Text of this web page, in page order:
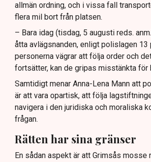
allmän ordning, och i vissa fall
flera mil bort från platsen.
– Bara idag (tisdag, 5 augusti reds.
åtta avlägsnanden, enligt polislagen 13
personerna vägrar att följa order och
fortsätter, kan de gripas misstänkta för
Samtidigt menar Anna-Lena Mann att
är att vara opartisk, att följa
navigera i den juridiska och moraliska
frågan.
Rätten har sina gränser
En sådan aspekt är att Grimsås mosse